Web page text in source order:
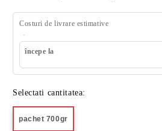
Costuri de livrare estimative
începe la
Selectati cantitatea:
pachet 700gr